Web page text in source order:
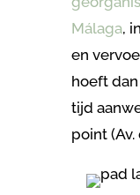
Málaga,
en
hoeft
tijd
point (Av.